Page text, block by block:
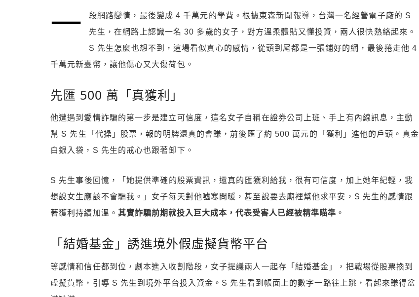
一
段網路戀情，最後變成 4 千萬元的學費。根據東森新聞報導，台灣一名經營電子廠的 S
先生，在網路上認識一名 30 多歲的女子，對方溫柔體貼又懂投資，兩人很快熱絡起來。
S 先生怎麼也想不到，這場看似真心的感情，從頭到尾都是一張鋪好的網，最後捲走他 4
千萬元新臺幣，讓他傷心又大傷荷包。
先匯 500 萬「真獲利」
他遭遇到愛情詐騙的第一步是建立可信度，這名女子自稱在證券公司上班、手上有內線訊息，主動
幫 S 先生「代操」股票，報的明牌還真的會賺，前後匯了約 500 萬元的「獲利」進他的戶頭。真金
白銀入袋，S 先生的戒心也跟著卸下。
S 先生事後回憶，「她提供準確的股票資訊，還真的匯獲利給我，很有可信度，加上她年紀輕，我
想說女生應該不會騙我。」女子每天對他噓寒問暖，甚至說要去廟裡幫他求平安，S 先生的感情跟
著獲利持續加溫。 其實詐騙前期就投入巨大成本，代表受害人已經被精準瞄準 。
「結婚基金」誘進境外假虛擬貨幣平台
等感情和信任都到位，劇本進入收割階段，女子提議兩人一起存「結婚基金」，把戰場從股票換到
虛擬貨幣，引導 S 先生到境外平台投入資金。S 先生看到帳面上的數字一路往上跳，看起來賺得盆